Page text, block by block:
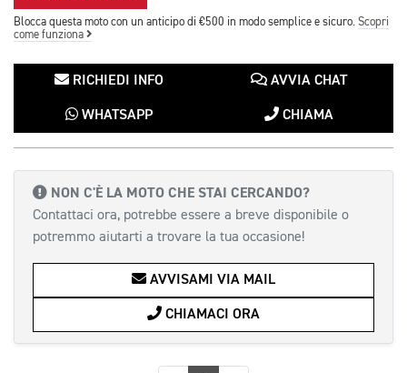
Blocca questa moto con un anticipo di €500 in modo semplice e sicuro. Scopri
come funziona
RICHIEDI INFO AVVIA CHAT
WHATSAPP CHIAMA
NON C'È LA MOTO CHE STAI CERCANDO?
Contattaci ora, potrebbe essere a breve disponibile o
potremmo aiutarti a trovare la tua occasione!
AVVISAMI VIA MAIL
CHIAMACI ORA